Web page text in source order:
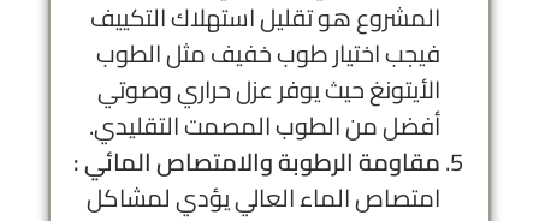
المشروع هو تقليل استهلاك التكييف
فيجب اختيار طوب خفيف مثل الطوب
الأيتونغ حيث يوفر عزل حراري وصوتي
أفضل من الطوب المصمت التقليدي.
مقاومة الرطوبة والامتصاص المائي :
امتصاص الماء العالي يؤدي لمشاكل